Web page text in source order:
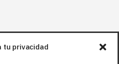
tu privacidad